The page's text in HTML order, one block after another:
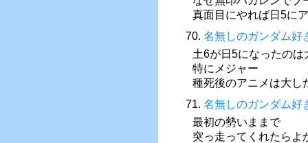
真面目にやれば日5に
70. 名無しのガンダム好
土6が日5になったの
特にメジャー
種死後のアニメは大し
71. 名無しのガンダム好
最初の勢いままで
突っ走ってくれたらよ